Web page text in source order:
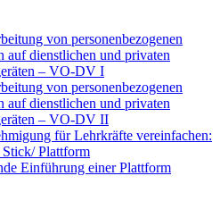
von personenbezogenen
auf dienstlichen und privaten
– VO-DV I
von personenbezogenen
auf dienstlichen und privaten
– VO-DV II
für Lehrkräfte vereinfachen:
Plattform
Einführung einer Plattform